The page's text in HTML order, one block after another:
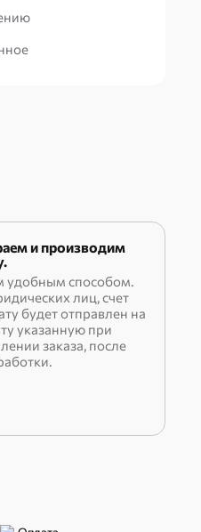
и производим
способом.
лиц, счет
будет отправлен на
указанную при
заказа, после